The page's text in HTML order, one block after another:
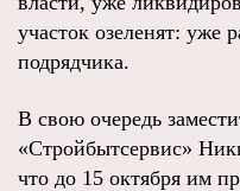
участок озеленят: уже
подрядчика.
В свою очередь
«Стройбытсервис»
что до 15 октября им